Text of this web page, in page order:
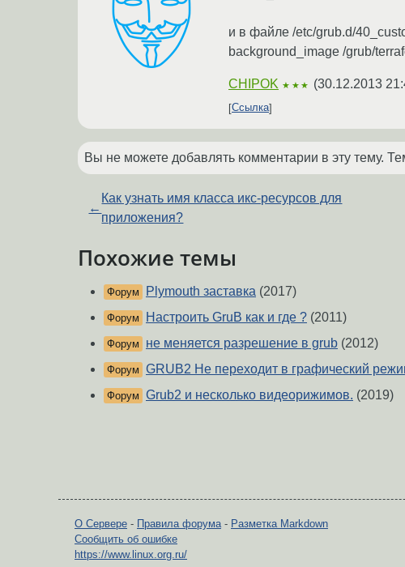
и в файле /etc/grub.d/
background_image /grub/
CHIPOK ★★★ (30.12.2013
Ссылка
Вы не можете добавлять комментарии в эту тему.
←
Как узнать имя класса икс-ресурсов для
приложения?
Похожие темы
Форум Plymouth заставка (2017)
Форум Настроить GruB как и где ? (2011)
Форум не меняется разрешение в grub (2012)
Форум GRUB2 Не переходит в графический
Форум Grub2 и несколько видеорижимов. (2019)
О Сервере - Правила форума- Разметка Markdown
Сообщить об ошибке
https://www.linux.org.ru/